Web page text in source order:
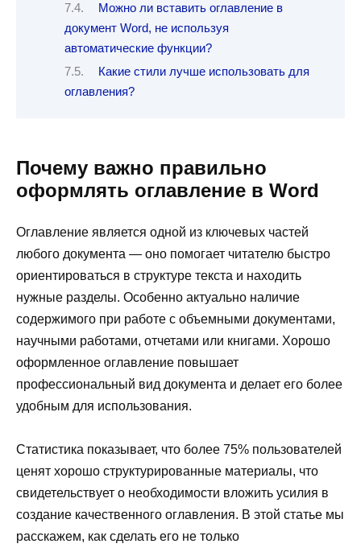
Можно ли вставить оглавление в
документ Word, не используя
автоматические функции?
Какие стили лучше использовать для
оглавления?
Почему важно правильно
оформлять оглавление в Word
Оглавление является одной из ключевых частей
любого документа — оно помогает читателю быстро
ориентироваться в структуре текста и находить
нужные разделы. Особенно актуально наличие
содержимого при работе с объемными документами,
научными работами, отчетами или книгами. Хорошо
оформленное оглавление повышает
профессиональный вид документа и делает его более
удобным для использования.
Статистика показывает, что более 75% пользователей
ценят хорошо структурированные материалы, что
свидетельствует о необходимости вложить усилия в
создание качественного оглавления. В этой статье мы
расскажем, как сделать его не только